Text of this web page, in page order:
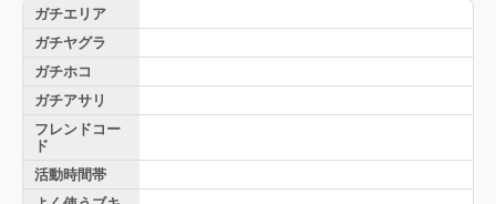
ガチエリア
ガチヤグラ
ガチホコ
ガチアサリ
フレンドコー
ド
活動時間帯